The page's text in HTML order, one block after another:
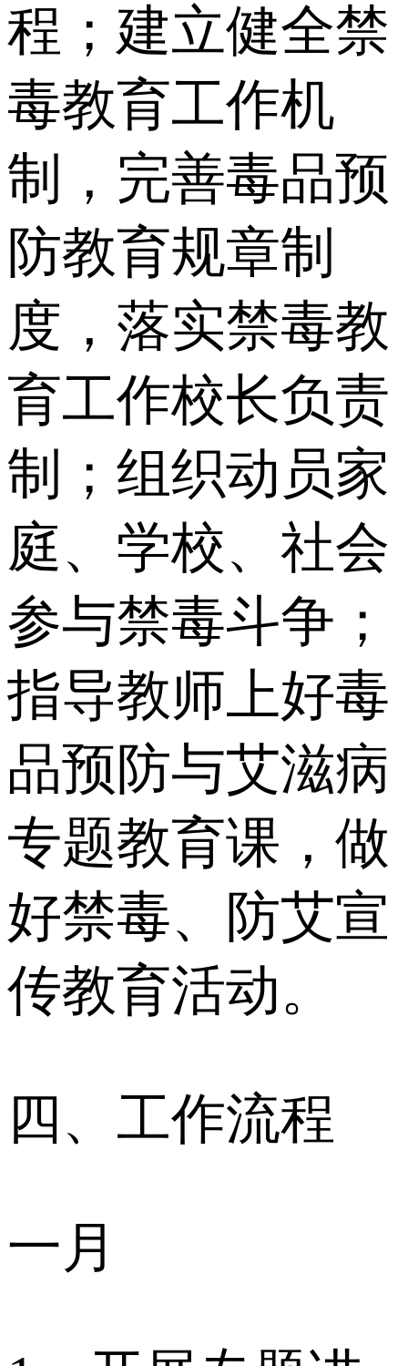
程；建立健全禁
毒教育工作机
制，完善毒品预
防教育规章制
度，落实禁毒教
育工作校长负责
制；组织动员家
庭、学校、社会
参与禁毒斗争；
指导教师上好毒
品预防与艾滋病
专题教育课，做
好禁毒、防艾宣
传教育活动。
四、工作流程
一月